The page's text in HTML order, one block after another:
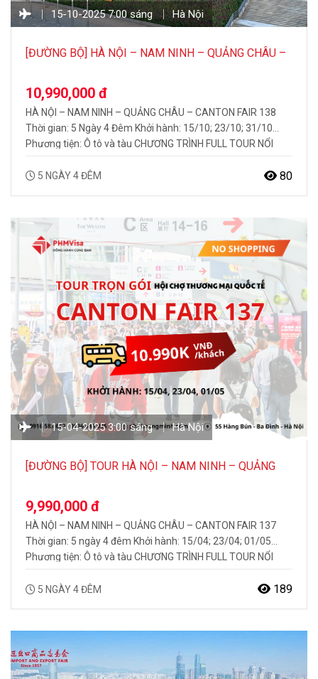
15-10-2025 7:00 sáng Hà Nội
[ĐƯỜNG BỘ] HÀ NỘI – NAM NINH – QUẢNG CHÂU –
10,990,000 đ
HÀ NỘI – NAM NINH – QUẢNG CHÂU – CANTON FAIR 138
Thời gian: 5 Ngày 4 Đêm Khởi hành: 15/10; 23/10; 31/10
Phương tiện: Ô tô và tàu CHƯƠNG TRÌNH FULL TOUR NỔI
Canton Fair 138 Hướng dẫn viên chuyên nghiệp, suốt tuyến…
5 NGÀY 4 ĐÊM 80
15-04-2025 3:00 sáng Hà Nội
[ĐƯỜNG BỘ] TOUR HÀ NỘI – NAM NINH – QUẢNG
9,990,000 đ
HÀ NỘI – NAM NINH – QUẢNG CHÂU – CANTON FAIR 137
Thời gian: 5 ngày 4 đêm Khởi hành: 15/04; 23/04; 01/05
Phương tiện: Ô tô và tàu CHƯƠNG TRÌNH FULL TOUR NỔI
Canton Fair 137 Hướng dẫn viên chuyên nghiệp, suốt tuyến…
5 NGÀY 4 ĐÊM 189